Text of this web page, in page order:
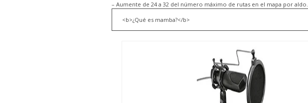
– Aumente de 24 a 32 del número máximo de rutas en el mapa por aldo.
<b>¿Qué es mamba?</b>